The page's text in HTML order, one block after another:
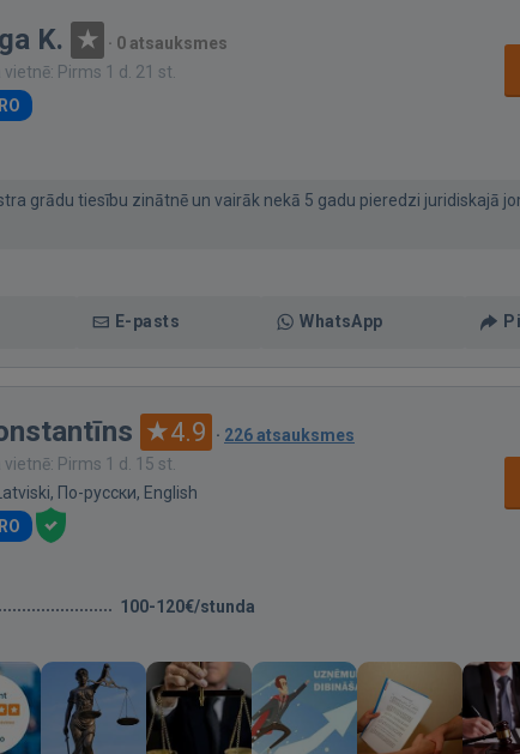
K. · 0 atsauksmes
vietnē: Pirms 1 d. 21 st.
grādu tiesību zinātnē un vairāk nekā 5 gadu pieredzi juridiskajā
E-pasts WhatsApp
4.9 · 226 atsauksmes
vietnē: Pirms 1 d. 15 st.
По-русски, English
100-120€/stunda